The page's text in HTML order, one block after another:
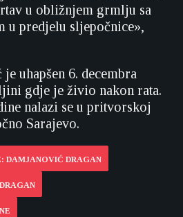
u obližnjem grmlju sa
u predjelu sljepočnice»,
uhapšen 6. decembra
gdje je živio nakon rata.
nalazi se u pritvorskoj
Sarajevo.
DAMJANOVIĆ DRAGAN